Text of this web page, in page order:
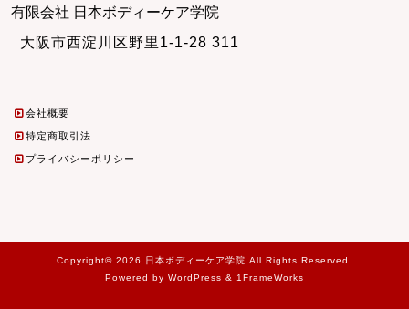
有限会社 日本ボディーケア学院
大阪市西淀川区野里1-1-28 311
会社概要
特定商取引法
プライバシーポリシー
Copyright© 2026 日本ボディーケア学院 All Rights Reserved.
Powered by WordPress & 1FrameWorks